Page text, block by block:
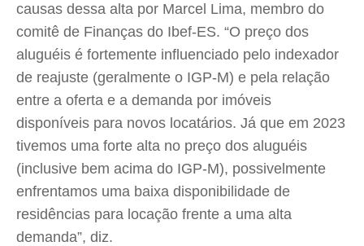
causas dessa alta por Marcel Lima, membro do
comitê de Finanças do Ibef-ES. “O preço dos
aluguéis é fortemente influenciado pelo indexador
de reajuste (geralmente o IGP-M) e pela relação
entre a oferta e a demanda por imóveis
disponíveis para novos locatários. Já que em 2023
tivemos uma forte alta no preço dos aluguéis
(inclusive bem acima do IGP-M), possivelmente
enfrentamos uma baixa disponibilidade de
residências para locação frente a uma alta
demanda”, diz.